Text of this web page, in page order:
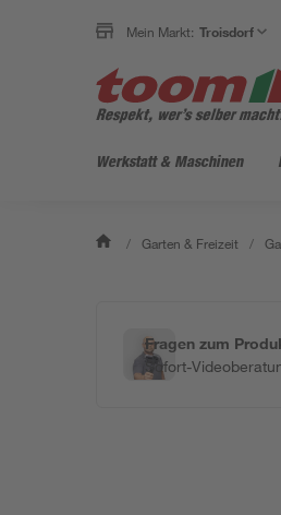
Mein Markt: Troisdorf
Werkstatt & Maschinen
/ Garten & Freizeit /
Fragen zum
Sofort-